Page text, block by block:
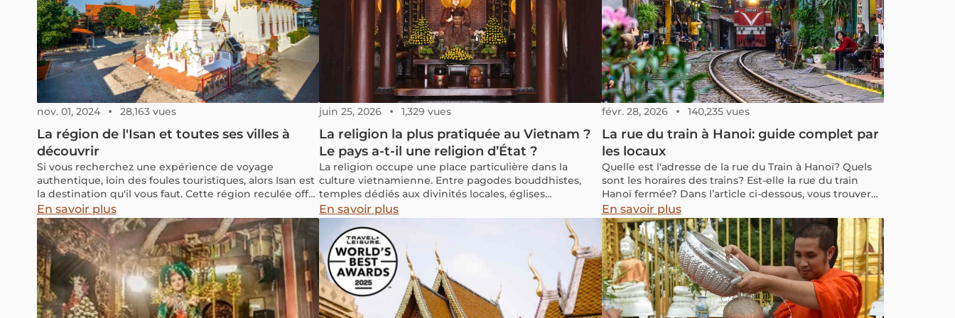
nov. 01, 2024 28,163 vues
La région de l'Isan et toutes ses villes à
découvrir
Si vous recherchez une expérience de voyage
authentique, loin des foules touristiques, alors Isan est
la destination qu'il vous faut. Cette région reculée offre
un aperçu de la vie authentique et de la culture
traditionnelle thaïlandaise. Avec ses paysages
pittoresques, sa cuisine délicieuse et ses habitants
chaleureux, Isan est un joyau méconnu qui mérite
d'être découvert. Si vous envisagez de la découvrir, cet
article partage mes expériences et des informations
pratiques pour planifier votre voyage.
En savoir plus
juin 25, 2026 1,329 vues
La religion la plus pratiquée au Vietnam ?
Le pays a-t-il une religion d’État ?
La religion occupe une place particulière dans la
culture vietnamienne. Entre pagodes bouddhistes,
temples dédiés aux divinités locales, églises
catholiques et autels familiaux consacrés aux ancêtres,
le paysage spirituel du Vietnam est d’une grande
diversité. Beaucoup de voyageurs se demandent alors
quelle est la religion la plus pratiquée au Vietnam et si
le pays possède une religion d’État. La réalité est plus
nuancée qu’on ne l’imagine : le Vietnam se distingue
par une longue tradition de coexistence et
d’harmonie entre différentes croyances. Dans cet
article, découvrons comment les religions se sont
En savoir plus
févr. 28, 2026 140,235 vues
La rue du train à Hanoi: guide complet par
les locaux
Quelle est l'adresse de la rue du Train à Hanoï? Quels
sont les horaires des trains? Est-elle la rue du train
Hanoï fermée? Dans l’article ci-dessous, vous trouverez
les informations mises à jour sur cette rue.
En savoir plus